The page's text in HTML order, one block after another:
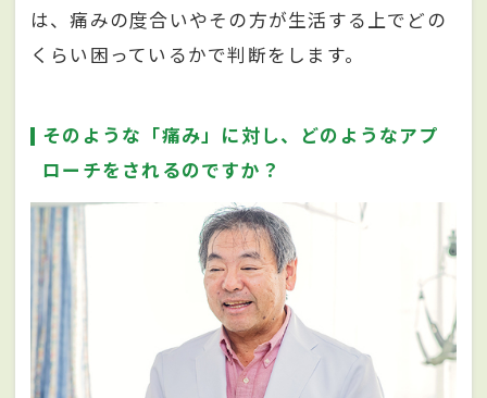
は、痛みの度合いやその方が生活する上でどの
くらい困っているかで判断をします。
そのような「痛み」に対し、どのようなアプ
ローチをされるのですか？